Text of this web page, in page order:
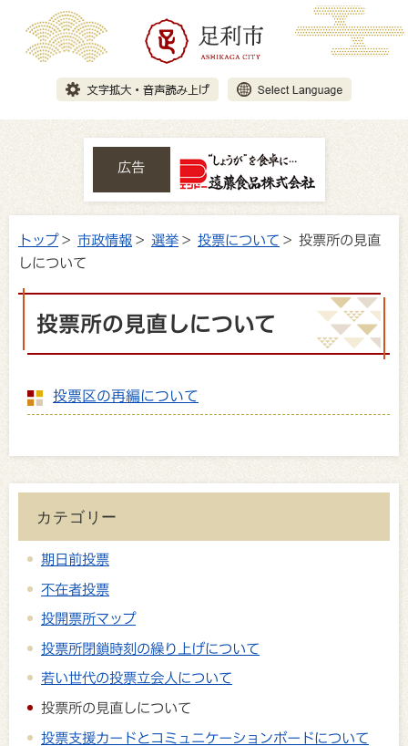
広告
トップ> 市政情報 > 選挙 > 投票について > 投票所の見直
しについて
投票所の見直しについて
投票区の再編について
カテゴリー
期日前投票
不在者投票
投開票所マップ
投票所閉鎖時刻の繰り上げについて
若い世代の投票立会人について
投票所の見直しについて
投票支援カードとコミュニケーションボードについて